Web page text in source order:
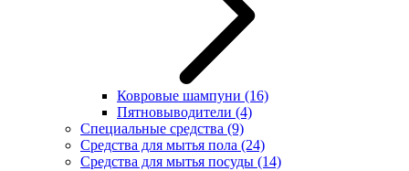
Ковровые шампуни (16)
Пятновыводители (4)
Специальные средства (9)
Средства для мытья пола (24)
Средства для мытья посуды (14)